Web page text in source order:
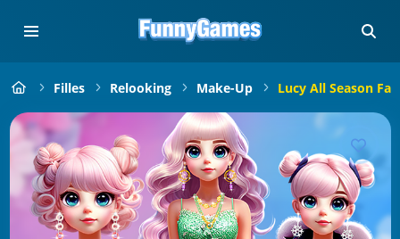
Filles Relooking Make-Up Lucy All Season